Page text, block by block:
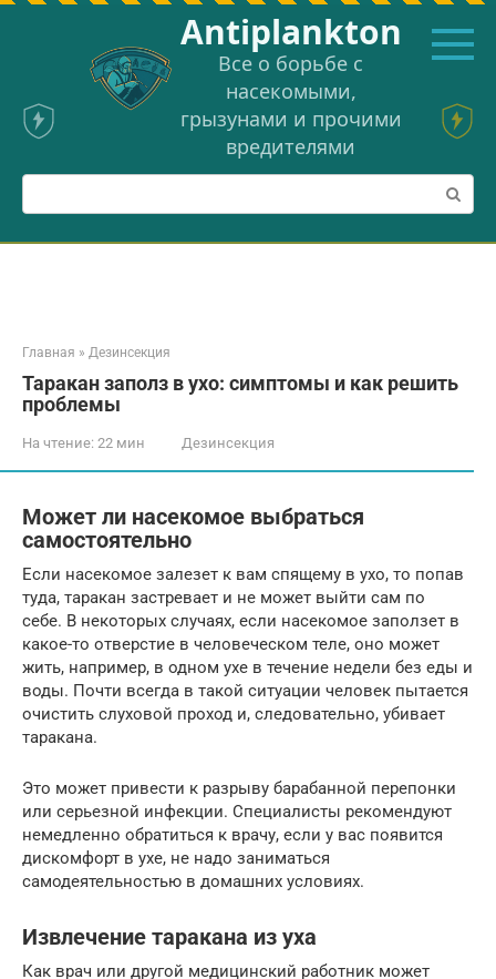
Перейти
Аntiplankton
Все о борьбе с
насекомыми,
грызунами и прочими
вредителями
Поиск:
Главная » Дезинсекция
Таракан заполз в ухо: симптомы и как решить
проблемы
На чтение: 22 мин Дезинсекция
Может ли насекомое выбраться
самостоятельно
Если насекомое залезет к вам спящему в ухо, то попав
туда, таракан застревает и не может выйти сам по
себе. В некоторых случаях, если насекомое заползет в
какое-то отверстие в человеческом теле, оно может
жить, например, в одном ухе в течение недели без еды и
воды. Почти всегда в такой ситуации человек пытается
очистить слуховой проход и, следовательно, убивает
таракана.
Это может привести к разрыву барабанной перепонки
или серьезной инфекции. Специалисты рекомендуют
немедленно обратиться к врачу, если у вас появится
дискомфорт в ухе, не надо заниматься
самодеятельностью в домашних условиях.
Извлечение таракана из уха
Как врач или другой медицинский работник может